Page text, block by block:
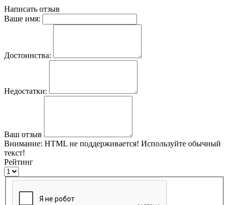
Написать отзыв
Ваше имя:
Достоинства:
Недостатки:
Ваш отзыв
Внимание: HTML не поддерживается! Используйте обычный
текст!
Рейтинг